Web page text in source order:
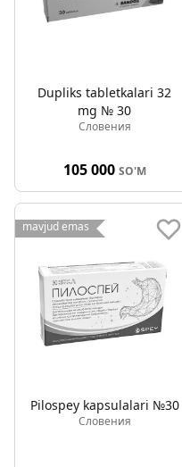
Dupliks tabletkalari 32
mg № 30
Словения
105 000 SO'M
mavjud emas
Pilospey kapsulalari №30
Словения